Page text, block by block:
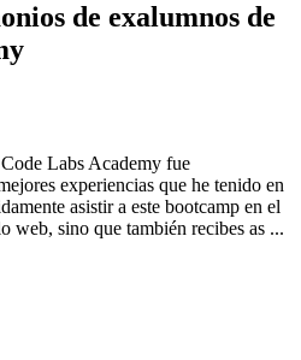
de exalumnos de
Labs Academy fue
experiencias que he tenido en
asistir a este bootcamp en el
web, sino que también recibes as ...